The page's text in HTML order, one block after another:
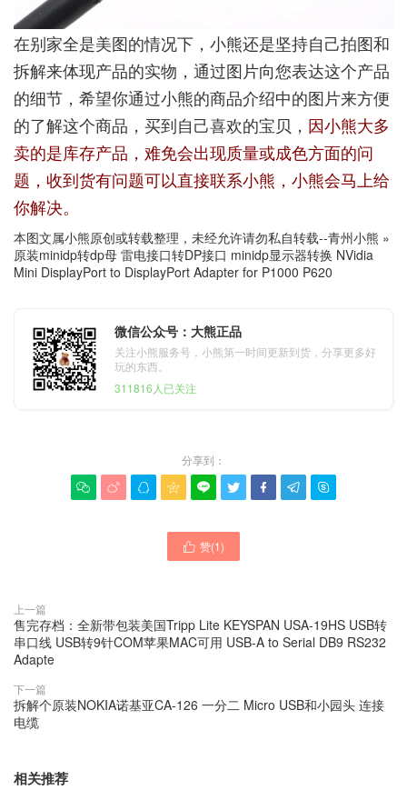
在别家全是美图的情况下，小熊还是坚持自己拍图和
拆解来体现产品的实物，通过图片向您表达这个产品
的细节，希望你通过小熊的商品介绍中的图片来方便
的了解这个商品，买到自己喜欢的宝贝， 因小熊大多
卖的是库存产品，难免会出现质量或成色方面的问
题，收到货有问题可以直接联系小熊，小熊会马上给
你解决。
本图文属小熊原创或转载整理，未经允许请勿私自转载--青州小熊 »
原装minidp转dp母 雷电接口转DP接口 minidp显示器转换 NVidia
Mini DisplayPort to DisplayPort Adapter for P1000 P620
微信公众号：大熊正品
关注小熊服务号，小熊第一时间更新到货，分享更多好
玩的东西。
311816人已关注
分享到：
        
 赞(1)
上一篇
售完存档：全新带包装美国Tripp Lite KEYSPAN USA-19HS USB转
串口线 USB转9针COM苹果MAC可用 USB-A to Serial DB9 RS232
Adapte
下一篇
拆解个原装NOKIA诺基亚CA-126 一分二 Micro USB和小园头 连接
电缆
相关推荐